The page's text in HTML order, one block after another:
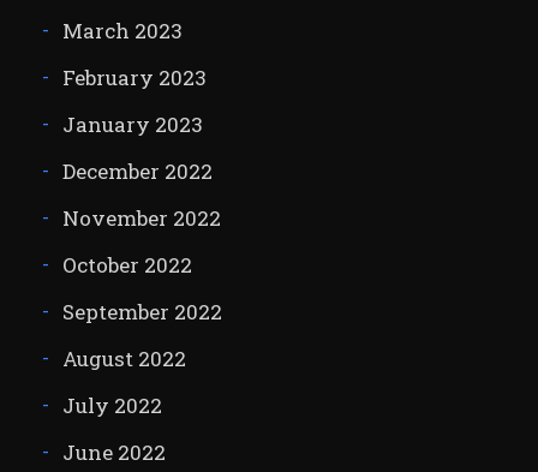
March 2023
February 2023
January 2023
December 2022
November 2022
October 2022
September 2022
August 2022
July 2022
June 2022